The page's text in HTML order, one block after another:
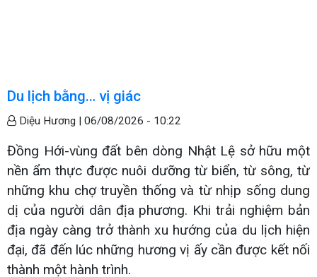
Du lịch bằng… vị giác
Diệu Hương | 06/08/2026 - 10:22
Đồng Hới-vùng đất bên dòng Nhật Lệ sở hữu một
nền ẩm thực được nuôi dưỡng từ biển, từ sông, từ
những khu chợ truyền thống và từ nhịp sống dung
dị của người dân địa phương. Khi trải nghiệm bản
địa ngày càng trở thành xu hướng của du lịch hiện
đại, đã đến lúc những hương vị ấy cần được kết nối
thành một hành trình.